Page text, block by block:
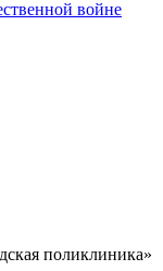
поликлиника»